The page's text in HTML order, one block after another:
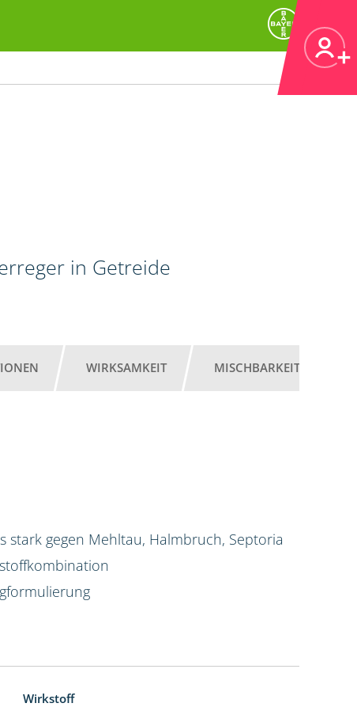
in Getreide
WIRKSAMKEIT MISCHBARKEIT
stark gegen Mehltau, Halmbruch, Septoria
Wirkstoff